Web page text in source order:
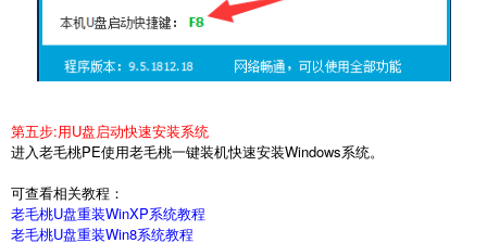
第五步:用U盘启动快速安装系统
进入老毛桃PE使用老毛桃一键装机快速安装Windows系统。
可查看相关教程：
老毛桃U盘重装WinXP系统教程
老毛桃U盘重装Win8系统教程